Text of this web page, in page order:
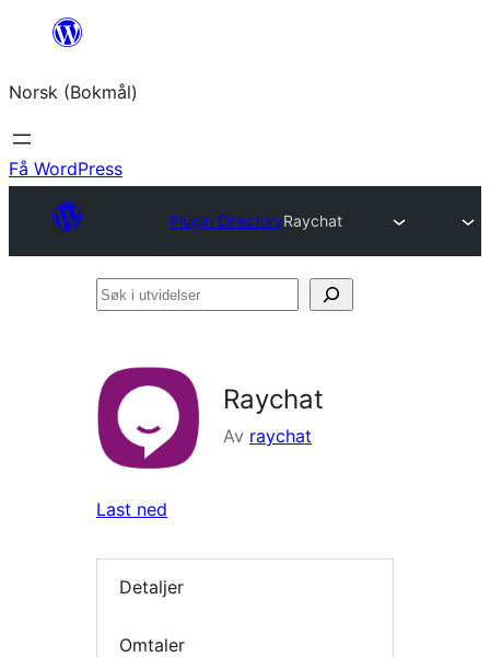
Hopp
innhold
Norsk (Bokmål)
Få WordPress
Plugin DirectoryRaychat
Søk
Raychat
Av raychat
Last ned
Detaljer
Omtaler